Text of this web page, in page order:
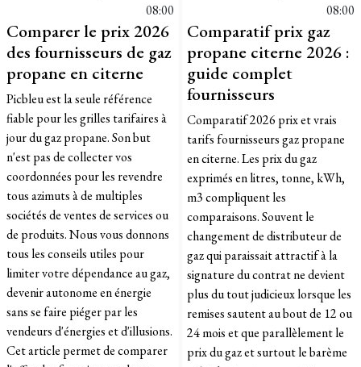
08:00
Comparer le prix 2026
des fournisseurs de gaz
propane en citerne
Picbleu est la seule référence
fiable pour les grilles tarifaires à
jour du gaz propane. Son but
n'est pas de collecter vos
coordonnées pour les revendre
tous azimuts à de multiples
sociétés de ventes de services ou
de produits. Nous vous donnons
tous les conseils utiles pour
limiter votre dépendance au gaz,
devenir autonome en énergie
sans se faire piéger par les
vendeurs d'énergies et d'illusions.
Cet article permet de comparer
08:00
Comparatif prix gaz
propane citerne 2026 :
guide complet
fournisseurs
Comparatif 2026 prix et vrais
tarifs fournisseurs gaz propane
en citerne. Les prix du gaz
exprimés en litres, tonne, kWh,
m3 compliquent les
comparaisons. Souvent le
changement de distributeur de
gaz qui paraissait attractif à la
signature du contrat ne devient
plus du tout judicieux lorsque les
remises sautent au bout de 12 ou
24 mois et que parallèlement le
prix du gaz et surtout le barème